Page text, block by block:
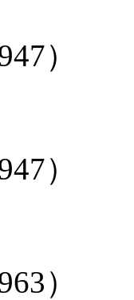
）
）
）